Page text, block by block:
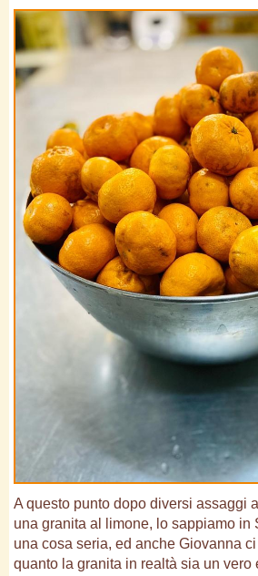
A questo punto dopo diversi assaggi
una granita al limone, lo sappiamo in
una cosa seria, ed anche Giovanna
quanto la granita in realtà sia un vero